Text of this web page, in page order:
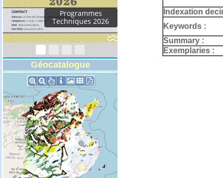
Programmes
Techniques 2026
Géocatalogue
Indexation
Keywords :
Summary :
Exemplaries :